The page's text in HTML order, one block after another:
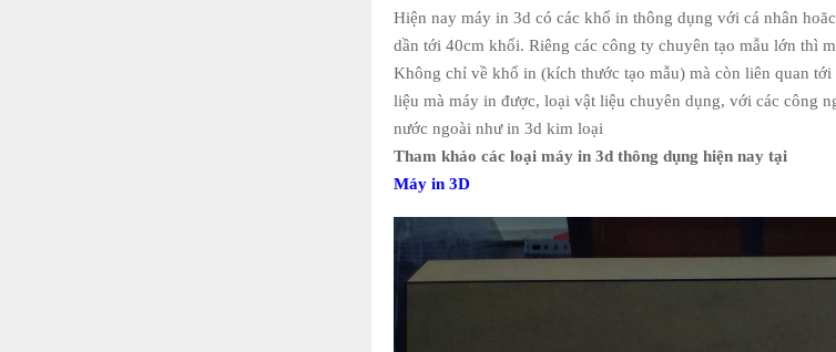
Hiện nay máy in 3d có các khổ in thông dụng với cá nhân
dần tới 40cm khối. Riêng các công ty chuyên tạo mẫu lớn thì
Không chỉ về khổ in (kích thước tạo mẫu) mà còn liên quan
liệu mà máy in được, loại vật liệu chuyên dụng, với các công
nước ngoài như in 3d kim loại
Tham khảo các loại máy in 3d thông dụng hiện nay tại
Máy in 3D